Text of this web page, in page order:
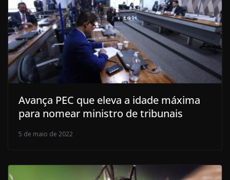
Avança PEC que eleva a idade máxima
para nomear ministro de tribunais
5 de maio de 2022